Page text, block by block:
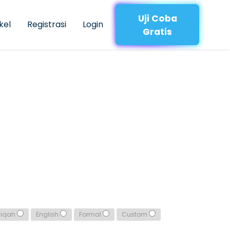
Registrasi Login
Uji Coba
Gratis
English Formal Custom